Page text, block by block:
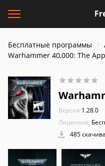
Бесплатные программы
Warhammer 40,000: The App
Версия:1.28.0
Лицензия:
485